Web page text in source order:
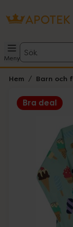
Meny
Sök
Hem Barn och
Bra deal
Lista: .
Hoppa över